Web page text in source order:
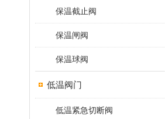
保温截止阀
保温闸阀
保温球阀
低温阀门
低温紧急切断阀